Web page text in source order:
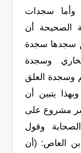
سجدات
الصحيحة أن
سجدها سجدة
وسجدة
وسجدة العلق
يتبين أن
مشروع على
وقول
العاص: (أن